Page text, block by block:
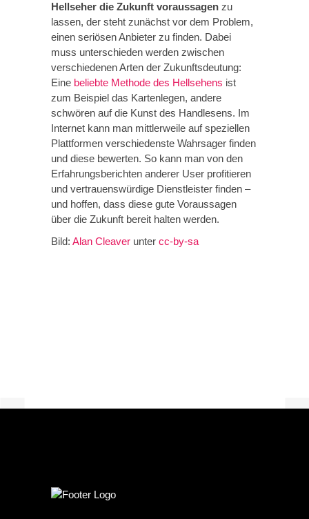
Hellseher die Zukunft voraussagen zu
lassen, der steht zunächst vor dem Problem,
einen seriösen Anbieter zu finden. Dabei
muss unterschieden werden zwischen
verschiedenen Arten der Zukunftsdeutung:
Eine beliebte Methode des Hellsehens ist
zum Beispiel das Kartenlegen, andere
schwören auf die Kunst des Handlesens. Im
Internet kann man mittlerweile auf speziellen
Plattformen verschiedenste Wahrsager finden
und diese bewerten. So kann man von den
Erfahrungsberichten anderer User profitieren
und vertrauenswürdige Dienstleister finden –
und hoffen, dass diese gute Voraussagen
über die Zukunft bereit halten werden.
Bild: Alan Cleaver unter cc-by-sa